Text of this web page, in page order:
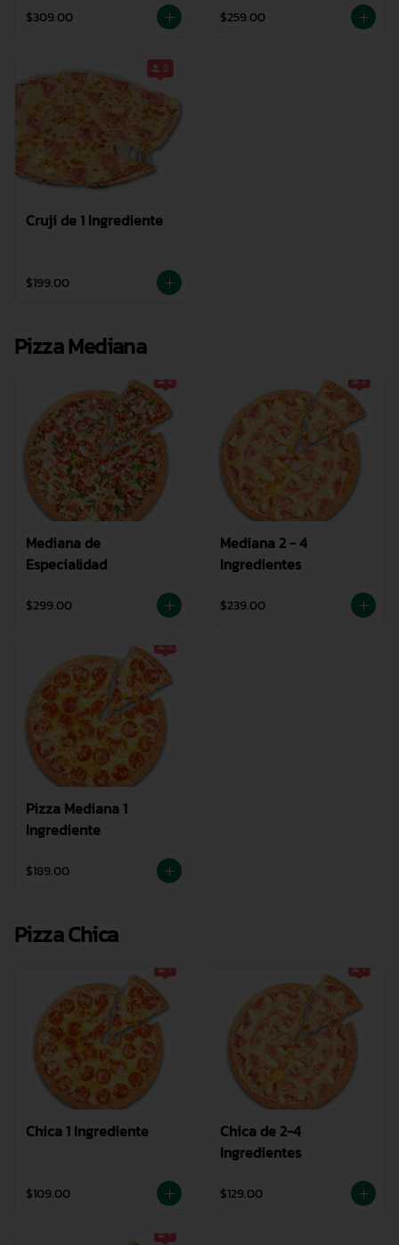
$309.00 $259.00
Cruji de 1 Ingrediente
$199.00
Pizza Mediana
Mediana de
Especialidad
$299.00
Mediana 2 - 4
Ingredientes
$239.00
Pizza Mediana 1
Ingrediente
$189.00
Pizza Chica
Chica 1 Ingrediente
$109.00
Chica de 2-4
Ingredientes
$129.00